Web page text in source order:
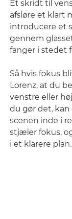
Et skridt til
afsløre et klart
introducere et
gennem
fanger i stedet
Så hvis fokus
Lorenz, at du
venstre eller
du gør det,
scenen inde i
stjæler fokus,
i et klarere plan.